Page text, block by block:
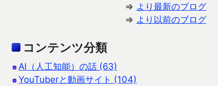
⇒ より最新のブログ
⇒ より以前のブログ
コンテンツ分類
AI（人工知能）の話 (63)
YouTuberと動画サイト (104)